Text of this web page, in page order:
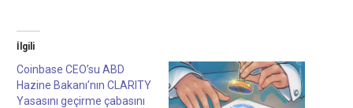
İlgili
Coinbase CEO’su ABD
Hazine Bakanı’nın CLARITY
Yasasını geçirme çabasını